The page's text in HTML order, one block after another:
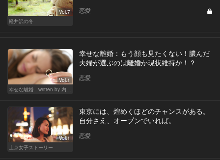
Vol.7
軽井沢の冬
恋愛
Vol.1
幸せな離婚 written by 内埜さくら
幸せな離婚：もう顔も見たくない！膿んだ
夫婦が選ぶのは離婚か現状維持か！？
恋愛
Vol.1
上京女子ストーリー
東京には、煌めくほどのチャンスがある。
自分さえ、オープンでいれば。
恋愛